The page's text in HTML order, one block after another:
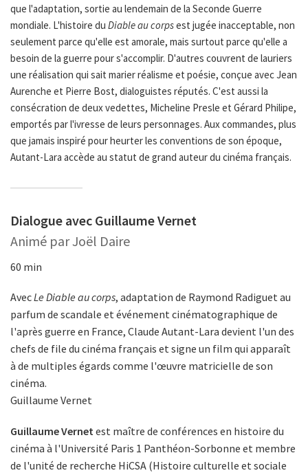
que l'adaptation, sortie au lendemain de la Seconde Guerre
mondiale. L'histoire du Diable au corpsest jugée inacceptable, non
seulement parce qu'elle est amorale, mais surtout parce qu'elle a
besoin de la guerre pour s'accomplir. D'autres couvrent de lauriers
une réalisation qui sait marier réalisme et poésie, conçue avec Jean
Aurenche et Pierre Bost, dialoguistes réputés. C'est aussi la
consécration de deux vedettes, Micheline Presle et Gérard Philipe,
emportés par l'ivresse de leurs personnages. Aux commandes, plus
que jamais inspiré pour heurter les conventions de son époque,
Autant-Lara accède au statut de grand auteur du cinéma français.
Dialogue avec Guillaume Vernet
Animé par Joël Daire
60 min
AvecLe Diable au corps, adaptation de Raymond Radiguet au
parfum de scandale et événement cinématographique de
l'après guerre en France, Claude Autant-Lara devient l'un des
chefs de file du cinéma français et signe un film qui apparaît
à de multiples égards comme l'œuvre matricielle de son
cinéma.
Guillaume Vernet
Guillaume Vernetest maître de conférences en histoire du
cinéma à l'Université Paris 1 Panthéon-Sorbonne et membre
de l'unité de recherche HiCSA (Histoire culturelle et sociale